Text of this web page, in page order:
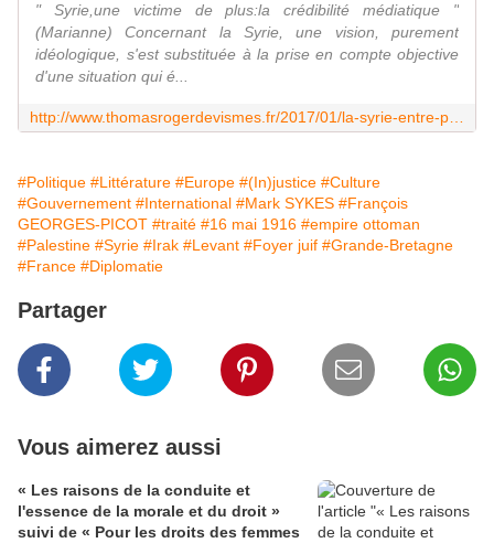
" Syrie,une victime de plus:la crédibilité médiatique "
(Marianne) Concernant la Syrie, une vision, purement
idéologique, s'est substituée à la prise en compte objective
d'une situation qui é...
#Politique #Littérature #Europe #(In)justice #Culture
#Gouvernement #International #Mark SYKES #François
GEORGES-PICOT #traité #16 mai 1916 #empire ottoman
#Palestine #Syrie #Irak #Levant #Foyer juif #Grande-Bretagne
#France #Diplomatie
Partager
Vous aimerez aussi
« Les raisons de la conduite et
l'essence de la morale et du droit »
suivi de « Pour les droits des femmes